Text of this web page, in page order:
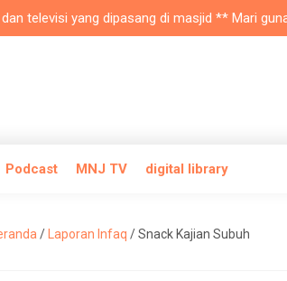
yang dipasang di masjid ** Mari
Podcast MNJ TV digital library
/ Laporan Infaq /Snack Kajian Subuh